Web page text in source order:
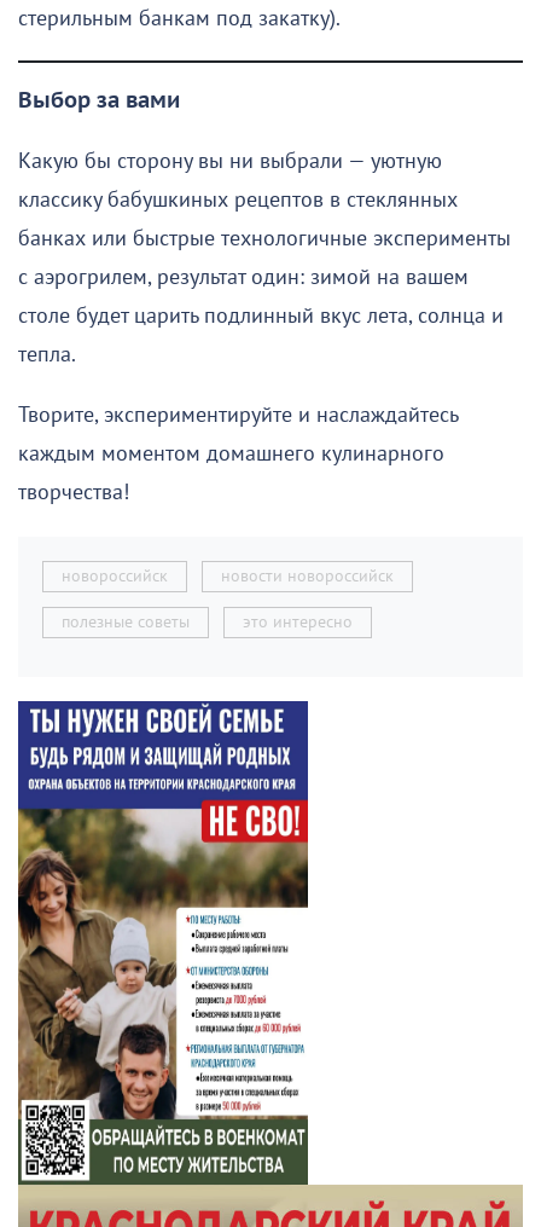
стерильным банкам под закатку).
Выбор за вами
Какую бы сторону вы ни выбрали — уютную
классику бабушкиных рецептов в стеклянных
банках или быстрые технологичные эксперименты
с аэрогрилем, результат один: зимой на вашем
столе будет царить подлинный вкус лета, солнца и
тепла.
Творите, экспериментируйте и наслаждайтесь
каждым моментом домашнего кулинарного
творчества!
новороссийск новости новороссийск
полезные советы это интересно